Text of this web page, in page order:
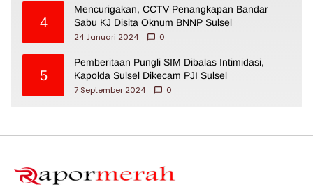
4
Mencurigakan, CCTV Penangkapan Bandar
Sabu KJ Disita Oknum BNNP Sulsel
24 Januari 2024
0
5
Pemberitaan Pungli SIM Dibalas Intimidasi,
Kapolda Sulsel Dikecam PJI Sulsel
7 September 2024
0